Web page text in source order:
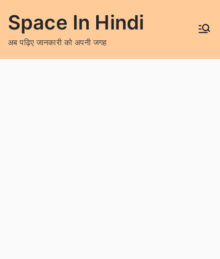
content
Space In Hindi
अब पढ़िए जानकारी को अपनी जगह